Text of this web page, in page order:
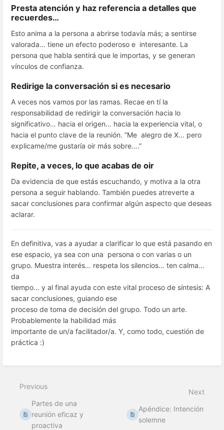
Presta atención y haz referencia a detalles que
recuerdes…
Esto anima a la persona a abrirse todavía más; a sentirse
valorada… tiene un efecto poderoso e interesante. La
persona que habla sentirá que le importas, y se generan
vínculos de confianza.
Redirige la conversación si es necesario
A veces nos vamos por las ramas. Recae en tí la
responsabilidad de redirigir la conversación hacia lo
significativo… hacia el origen… hacia la experiencia vital, o
hacia el punto clave de la reunión. “Me alegro de X… pero
explicame/me gustaría oir más sobre….”
Repite, a veces, lo que acabas de oir
Da evidencia de que estás escuchando, y motiva a la otra
persona a seguir hablando. También puedes atreverte a
sacar conclusiones para confirmar algún aspecto que deseas
aclarar.
En definitiva, vas a ayudar a clarificar lo que está pasando en
ese espacio, ya sea con una persona o con varias o un
grupo. Muestra interés… respeta los silencios… ten calma…
da
tiempo… y al final ayuda con este vital proceso de síntesis: A
sacar conclusiones, guiando ese
proceso de toma de decisión del grupo. Todo un arte.
Probablemente la habilidad más
importante de un/a facilitador/a. Y, como todo, cuestión de
práctica :)
Previous
Partes de una
reunión eficaz y
proactiva
Next
Apéndice: Intención
solemne